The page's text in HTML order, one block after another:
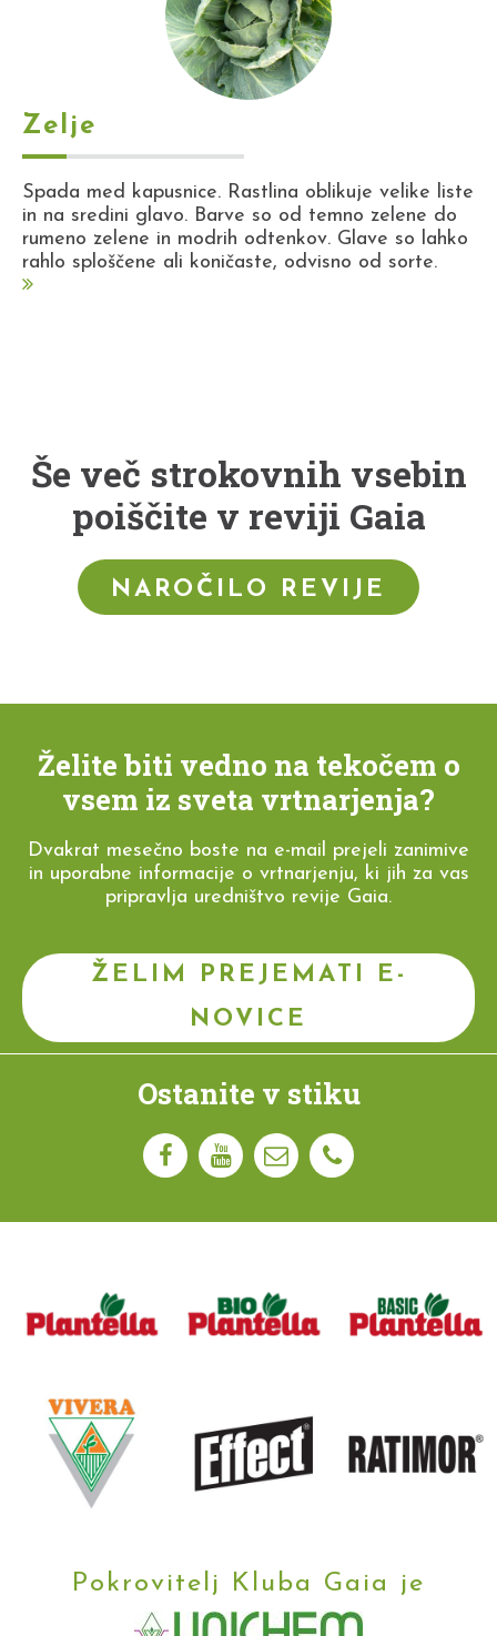
Zelje
Spada med kapusnice. Rastlina oblikuje velike liste
in na sredini glavo. Barve so od temno zelene do
rumeno zelene in modrih odtenkov. Glave so lahko
rahlo sploščene ali koničaste, odvisno od sorte.
Še več strokovnih vsebin
poiščite v reviji Gaia
NAROČILO REVIJE
Želite biti vedno na tekočem o
vsem iz sveta vrtnarjenja?
Dvakrat mesečno boste na e-mail prejeli zanimive
in uporabne informacije o vrtnarjenju, ki jih za vas
pripravlja uredništvo revije Gaia.
ŽELIM PREJEMATI E-
NOVICE
Ostanite v stiku
Pokrovitelj Kluba Gaia je